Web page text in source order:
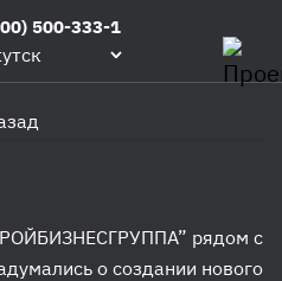
500-333-1
рядом с
о создании нового